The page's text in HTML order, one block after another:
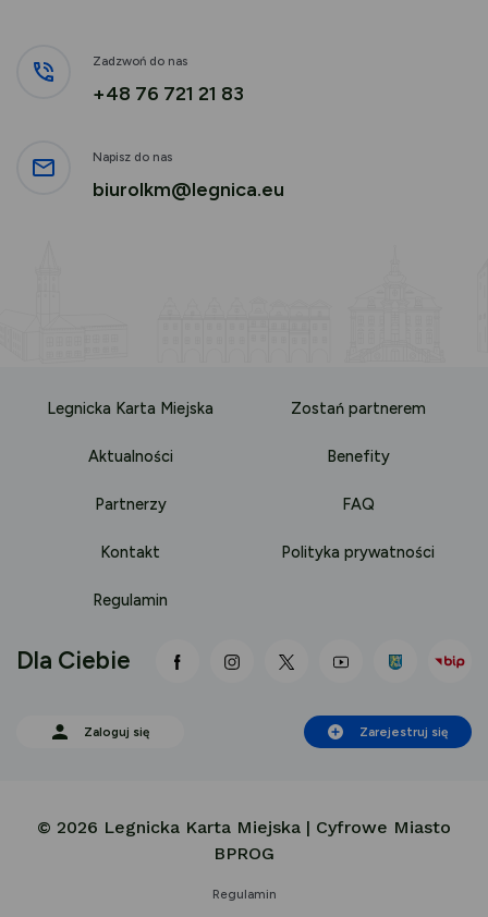
Zadzwoń do nas
+48 76 721 21 83
Napisz do nas
biurolkm@legnica.eu
Legnicka Karta Miejska Zostań partnerem
Aktualności Benefity
Partnerzy FAQ
Kontakt Polityka prywatności
Regulamin
link otwiera się nowej karcie
link otwiera się nowej karcie
link otwiera się
link otwiera się
Dla Ciebie
Zaloguj się Zarejestruj się
© 2026 Legnicka Karta Miejska | Cyfrowe Miasto
BPROG
Regulamin